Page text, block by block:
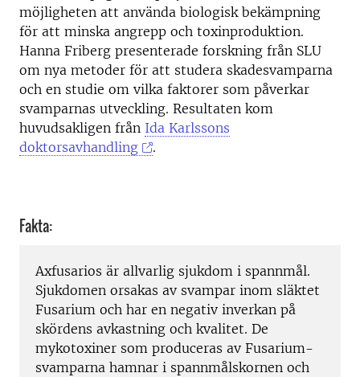
möjligheten att använda biologisk bekämpning
för att minska angrepp och toxinproduktion.
Hanna Friberg presenterade forskning från SLU
om nya metoder för att studera skadesvamparna
och en studie om vilka faktorer som påverkar
svamparnas utveckling. Resultaten kom
huvudsakligen från Ida Karlssons
doktorsavhandling
.
Fakta:
Axfusarios är allvarlig sjukdom i spannmål.
Sjukdomen orsakas av svampar inom släktet
Fusarium och har en negativ inverkan på
skördens avkastning och kvalitet. De
mykotoxiner som produceras av Fusarium-
svamparna hamnar i spannmålskornen och